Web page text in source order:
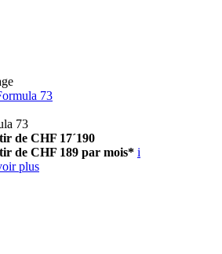
73
73
de CHF 17´190
de CHF 189 par mois* i
plus